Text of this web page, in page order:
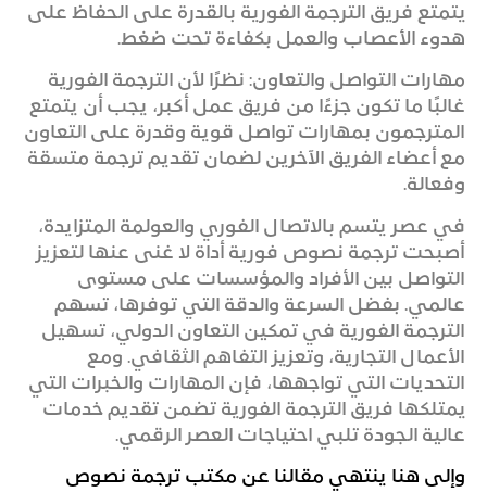
يتمتع فريق الترجمة الفورية بالقدرة على الحفاظ على
هدوء الأعصاب والعمل بكفاءة تحت ضغط.
مهارات التواصل والتعاون: نظرًا لأن الترجمة الفورية
غالبًا ما تكون جزءًا من فريق عمل أكبر، يجب أن يتمتع
المترجمون بمهارات تواصل قوية وقدرة على التعاون
مع أعضاء الفريق الآخرين لضمان تقديم ترجمة متسقة
وفعالة.
في عصر يتسم بالاتصال الفوري والعولمة المتزايدة،
أصبحت ترجمة نصوص فورية أداة لا غنى عنها لتعزيز
التواصل بين الأفراد والمؤسسات على مستوى
عالمي. بفضل السرعة والدقة التي توفرها، تسهم
الترجمة الفورية في تمكين التعاون الدولي، تسهيل
الأعمال التجارية، وتعزيز التفاهم الثقافي. ومع
التحديات التي تواجهها، فإن المهارات والخبرات التي
يمتلكها فريق الترجمة الفورية تضمن تقديم خدمات
عالية الجودة تلبي احتياجات العصر الرقمي.
وإلى هنا ينتهي مقالنا عن مكتب ترجمة نصوص